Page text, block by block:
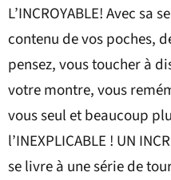
L’INCROYABLE! Avec
contenu de vos poches,
pensez, vous toucher à
votre montre, vous
vous seul et beaucoup
l’INEXPLICABLE ! UN
se livre à une série de